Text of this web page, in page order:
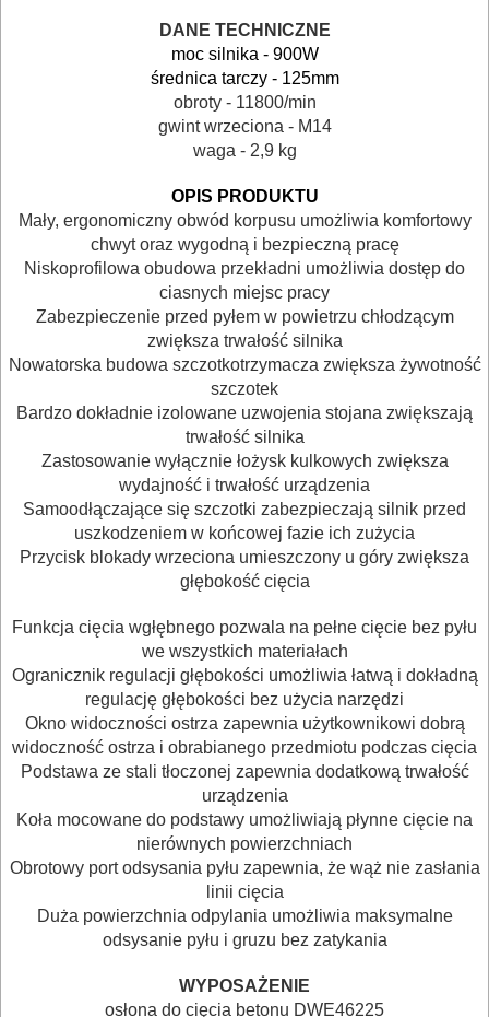
MAGAZYNOWANIE
TRANSPORTOWANIE
POMIAROWE
BUDOWLANE
ELEKTRY..
GLAZURNICZE
AKCESORIA
MASZYNKI
BUDOWLANE
MASZYNY
NARZĘDZIA
OBRÓBKA
DREWNA
OBRÓBKA
METALU
WARSZTATOWE
RĘCZNE
NARZĘDZIA
DANE TECHNICZNE
moc silnika - 900W
średnica tarczy - 125mm
obroty - 11800/min
gwint wrzeciona - M14
waga - 2,9 kg
OPIS PRODUKTU
Mały, ergonomiczny obwód korpusu umożliwia komfortowy
chwyt oraz wygodną i bezpieczną pracę
Niskoprofilowa obudowa przekładni umożliwia dostęp do
ciasnych miejsc pracy
Zabezpieczenie przed pyłem w powietrzu chłodzącym
zwiększa trwałość silnika
Nowatorska budowa szczotkotrzymacza zwiększa żywotność
szczotek
Bardzo dokładnie izolowane uzwojenia stojana zwiększają
trwałość silnika
Zastosowanie wyłącznie łożysk kulkowych zwiększa
wydajność i trwałość urządzenia
Samoodłączające się szczotki zabezpieczają silnik przed
uszkodzeniem w końcowej fazie ich zużycia
Przycisk blokady wrzeciona umieszczony u góry zwiększa
głębokość cięcia
Funkcja cięcia wgłębnego pozwala na pełne cięcie bez pyłu
we wszystkich materiałach
Ogranicznik regulacji głębokości umożliwia łatwą i dokładną
regulację głębokości bez użycia narzędzi
Okno widoczności ostrza zapewnia użytkownikowi dobrą
widoczność ostrza i obrabianego przedmiotu podczas cięcia
Podstawa ze stali tłoczonej zapewnia dodatkową trwałość
urządzenia
Koła mocowane do podstawy umożliwiają płynne cięcie na
nierównych powierzchniach
Obrotowy port odsysania pyłu zapewnia, że wąż nie zasłania
linii cięcia
Duża powierzchnia odpylania umożliwia maksymalne
odsysanie pyłu i gruzu bez zatykania
WYPOSAŻENIE
osłona do cięcia betonu DWE46225